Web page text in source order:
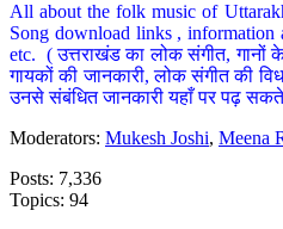
All about the folk music of
Song download links , information
etc. ( उत्तराखंड का लोक संगीत,
गायकों की जानकारी, लोक संगीत की
उनसे संबंधित जानकारी यहाँ पर पढ़
Moderators: Mukesh Joshi, Meena
Posts: 7,336
Topics: 94